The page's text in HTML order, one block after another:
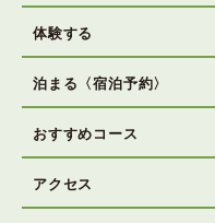
体験する
泊まる〈宿泊予約〉
おすすめコース
アクセス